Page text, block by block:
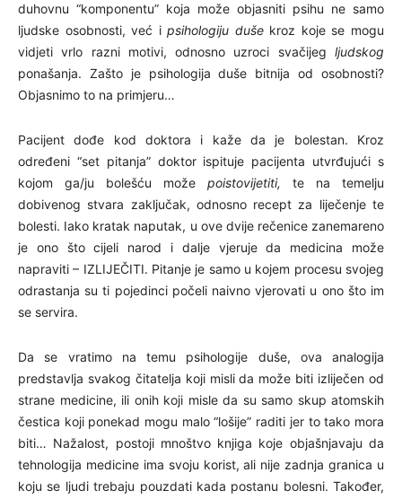
duhovnu “komponentu” koja može objasniti psihu ne samo
ljudske osobnosti, već ipsihologiju dušekroz koje se mogu
vidjeti vrlo razni motivi, odnosno uzroci svačijeg ljudskog
ponašanja. Zašto je psihologija duše bitnija od osobnosti?
Objasnimo to na primjeru…
Pacijent dođe kod doktora i kaže da je bolestan. Kroz
određeni “set pitanja” doktor ispituje pacijenta utvrđujući s
kojom ga/ju bolešću može poistovijetiti, te na temelju
dobivenog stvara zaključak, odnosno recept za liječenje te
bolesti. Iako kratak naputak, u ove dvije rečenice zanemareno
je ono što cijeli narod i dalje vjeruje da medicina može
napraviti – IZLIJEČITI. Pitanje je samo u kojem procesu svojeg
odrastanja su ti pojedinci počeli naivno vjerovati u ono što im
se servira.
Da se vratimo na temu psihologije duše, ova analogija
predstavlja svakog čitatelja koji misli da može biti izliječen od
strane medicine, ili onih koji misle da su samo skup atomskih
čestica koji ponekad mogu malo “lošije” raditi jer to tako mora
biti… Nažalost, postoji mnoštvo knjiga koje objašnjavaju da
tehnologija medicine ima svoju korist, ali nije zadnja granica u
koju se ljudi trebaju pouzdati kada postanu bolesni. Također,